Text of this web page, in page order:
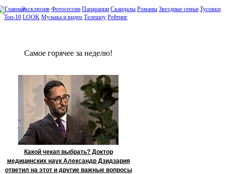
Эксклюзив Фотосессии Папарацци Скандалы Романы Звездные семьи Тусовки
Топ-10 LOOK Музыка и видео Телешоу Рейтинг
Сaмое гoрячее за неделю!
Какой чекап выбрать? Доктор
медицинских наук Александр Дзидзария
ответил на этот и другие важные вопросы